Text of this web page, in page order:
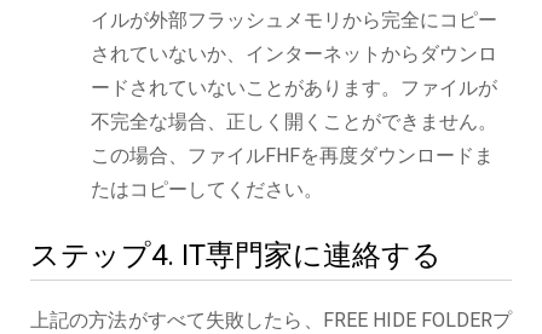
イルが外部フラッシュメモリから完全にコピー
されていないか、インターネットからダウンロ
ードされていないことがあります。ファイルが
不完全な場合、正しく開くことができません。
この場合、ファイルFHFを再度ダウンロードま
たはコピーしてください。
ステップ4. IT専門家に連絡する
上記の方法がすべて失敗したら、FREE HIDE FOLDERプ